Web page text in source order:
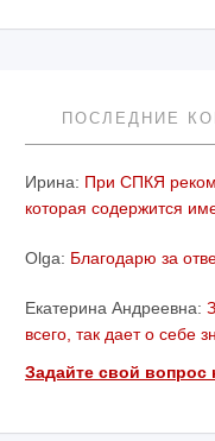
ПОСЛЕДНИЕ
Ирина: При СПКЯ
которая содержится
Olga: Благодарю за
Екатерина Андреевна:
всего, так дает о себе
Задайте свой вопрос